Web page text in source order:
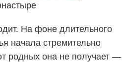
На фоне длительного
начала стремительно
родных она не получает —